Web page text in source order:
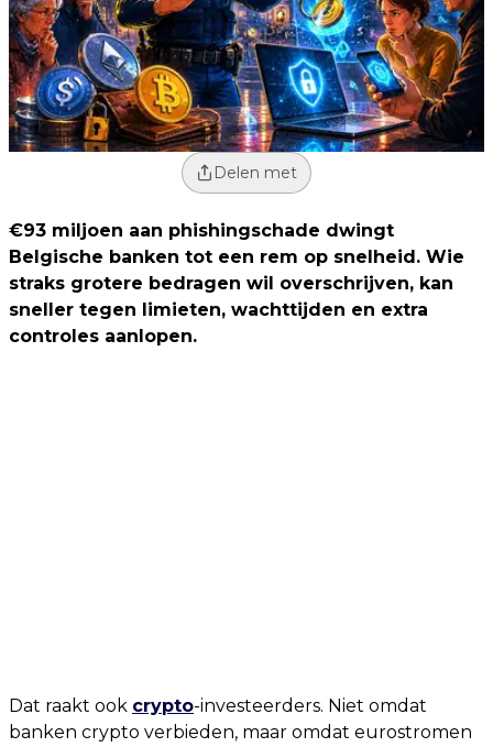
Delen met
€93 miljoen aan phishingschade dwingt
Belgische banken tot een rem op snelheid. Wie
straks grotere bedragen wil overschrijven, kan
sneller tegen limieten, wachttijden en extra
controles aanlopen.
Dat raakt ook crypto-investeerders. Niet omdat
banken crypto verbieden, maar omdat eurostromen